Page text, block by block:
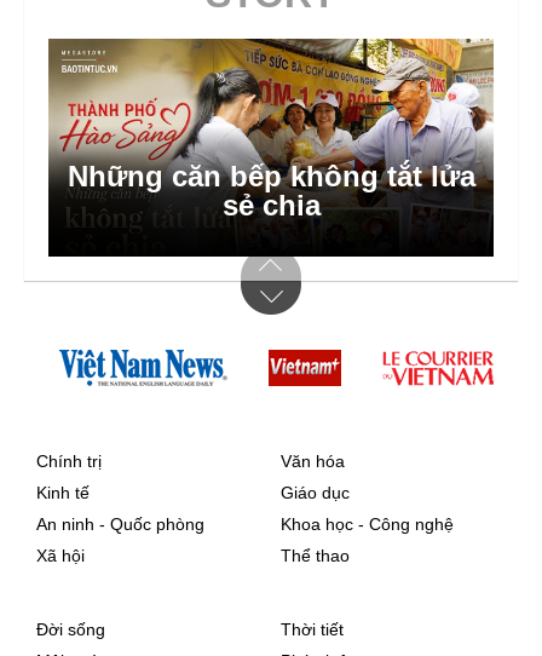
Bước nhảy số ở thôn bản
Chính trị
Kinh tế
An ninh - Quốc phòng
Xã hội
Văn hóa
Giáo dục
Khoa học - Công nghệ
Thể thao
Đời sống
Thời tiết